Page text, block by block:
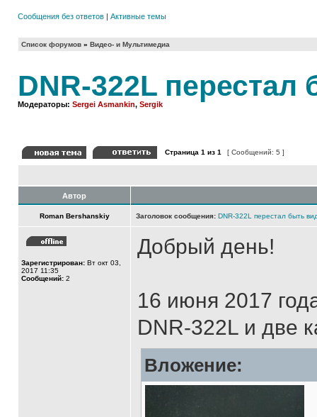
Сообщения без ответов | Активные темы
Список форумов » Видео- и Мультимедиа
DNR-322L перестал
Модераторы: Sergei Asmankin, Sergik
Страница 1 из 1 [ Сообщений: 5 ]
Автор
Roman Bershanskiy Заголовок сообщения: DNR-322L перестал быть
Зарегистрирован: Вт окт 03,
2017 11:35
Сообщений: 2
Добрый день!
16 июня 2017
DNR-322L и две
Вложение: